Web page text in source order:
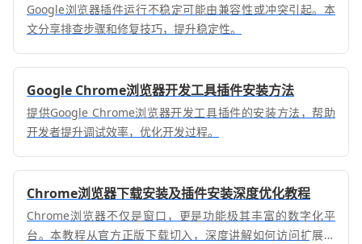
Google浏览器插件运行不稳定可能由兼容性或冲突引起。本
文分享排查步骤和修复技巧，提升稳定性。
Google Chrome浏览器开发工具插件安装方法
提供Google Chrome浏览器开发工具插件的安装方法，帮助
开发者提升调试效率，优化开发过程。
Chrome浏览器下载安装及插件安装深度优化教程
Chrome浏览器不仅是窗口，更是功能极其丰富的数字化平
台。本教程从官方正版下载切入，深度讲解如何访问扩展中